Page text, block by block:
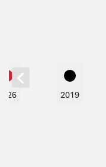
2019